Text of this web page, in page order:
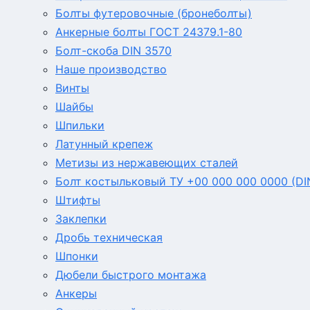
Болты футеровочные (бронеболты)
Анкерные болты ГОСТ 24379.1-80
Болт-скоба DIN 3570
Наше производство
Винты
Шайбы
Шпильки
Латунный крепеж
Метизы из нержавеющих сталей
Болт костыльковый ТУ +00 000 000 0000
Штифты
Заклепки
Дробь техническая
Шпонки
Дюбели быстрого монтажа
Анкеры